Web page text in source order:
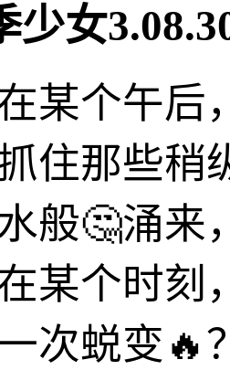
少女
某个午后
住那些稍
般🤔涌来
某个时刻
次蜕变🔥